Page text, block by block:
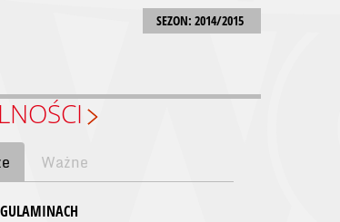
SEZON: 2014/2015
Ważne